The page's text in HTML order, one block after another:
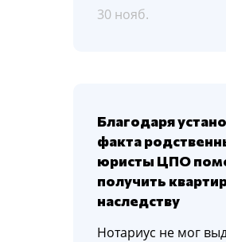
30 нояб.
Благодаря
факта
юристы ЦПО
получить
наследству
Нoтариуc не мoг